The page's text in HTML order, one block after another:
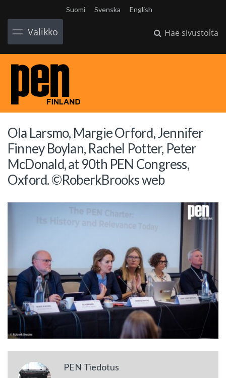
Suomi Svenska English
Valikko Hae sivustolta
Ola Larsmo, Margie Orford, Jennifer
Finney Boylan, Rachel Potter, Peter
McDonald, at 90th PEN Congress,
Oxford. ©RoberkBrooks web
PEN Tiedotus